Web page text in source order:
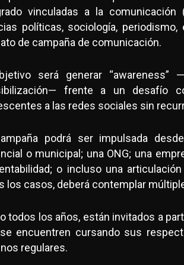
vinculadas a la comunicación
políticas, sociología,
de campaña de comunicación.
será generar “awareness”
frente a un desafío
a las redes sociales sin
podrá ser impulsada
o municipal; una ONG; una
o incluso una
los casos, deberá contemplar
todos los años, están invitados a
encuentren cursando sus
regulares.